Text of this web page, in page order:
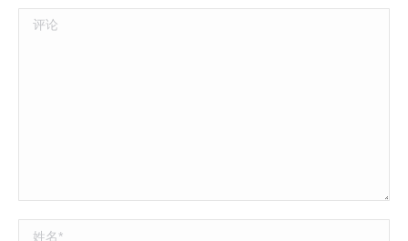
评论
姓名 *